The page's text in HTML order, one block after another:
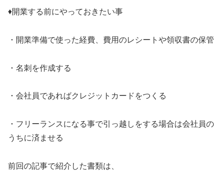
♦開業する前にやっておきたい事
・開業準備で使った経費、費用のレシートや領収書の保管
・名刺を作成する
・会社員であればクレジットカードをつくる
・フリーランスになる事で引っ越しをする場合は会社員の
うちに済ませる
前回の記事で紹介した書類は、